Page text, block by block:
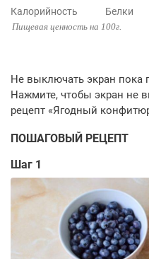
Калорийность Белки
Пищевая ценность на 100г.
ПОШАГОВЫЙ РЕЦЕПТ
Шаг 1